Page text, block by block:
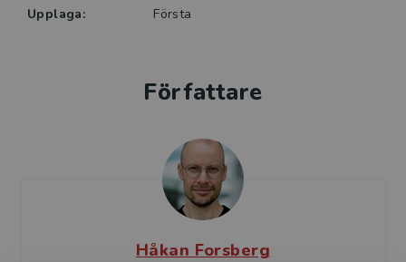
Upplaga:
Första
Författare
Håkan Forsberg